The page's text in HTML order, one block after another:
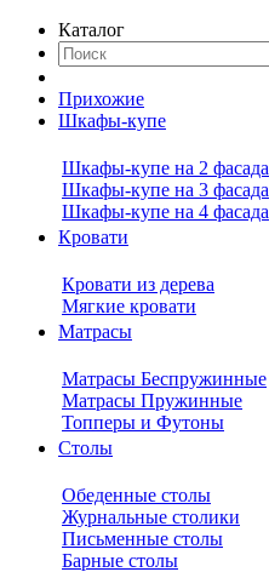
Каталог
Прихожие
Шкафы-купе
Шкафы-купе на 2 фасада
Шкафы-купе на 3 фасада
Шкафы-купе на 4 фасада
Кровати
Кровати из дерева
Мягкие кровати
Матрасы
Матрасы Беспружинные
Матрасы Пружинные
Топперы и Футоны
Столы
Обеденные столы
Журнальные столики
Письменные столы
Барные столы